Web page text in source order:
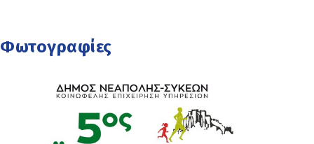
Φωτογραφίες